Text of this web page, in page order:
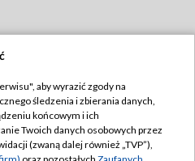
TVP
TVP
aby wyrazić zgody na
śledzenia i zbierania danych,
końcowym i ich
Twoich danych osobowych przez
(zwaną dalej również „TVP”),